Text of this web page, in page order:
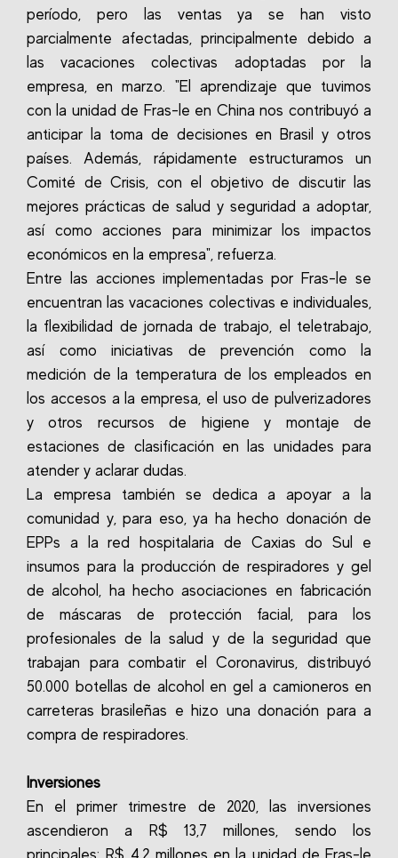
período, pero las ventas ya se han visto
parcialmente afectadas, principalmente debido a
las vacaciones colectivas adoptadas por la
empresa, en marzo. "El aprendizaje que tuvimos
con la unidad de Fras-le en China nos contribuyó a
anticipar la toma de decisiones en Brasil y otros
países. Además, rápidamente estructuramos un
Comité de Crisis, con el objetivo de discutir las
mejores prácticas de salud y seguridad a adoptar,
así como acciones para minimizar los impactos
económicos en la empresa", refuerza.
Entre las acciones implementadas por Fras-le se
encuentran las vacaciones colectivas e individuales,
la flexibilidad de jornada de trabajo, el teletrabajo,
así como iniciativas de prevención como la
medición de la temperatura de los empleados en
los accesos a la empresa, el uso de pulverizadores
y otros recursos de higiene y montaje de
estaciones de clasificación en las unidades para
atender y aclarar dudas.
La empresa también se dedica a apoyar a la
comunidad y, para eso, ya ha hecho donación de
EPPs a la red hospitalaria de Caxias do Sul e
insumos para la producción de respiradores y gel
de alcohol, ha hecho asociaciones en fabricación
de máscaras de protección facial, para los
profesionales de la salud y de la seguridad que
trabajan para combatir el Coronavirus, distribuyó
50.000 botellas de alcohol en gel a camioneros en
carreteras brasileñas e hizo una donación para a
compra de respiradores.
Inversiones
En el primer trimestre de 2020, las inversiones
ascendieron a R$ 13,7 millones, sendo los
principales: R$ 4,2 millones en la unidad de Fras-le